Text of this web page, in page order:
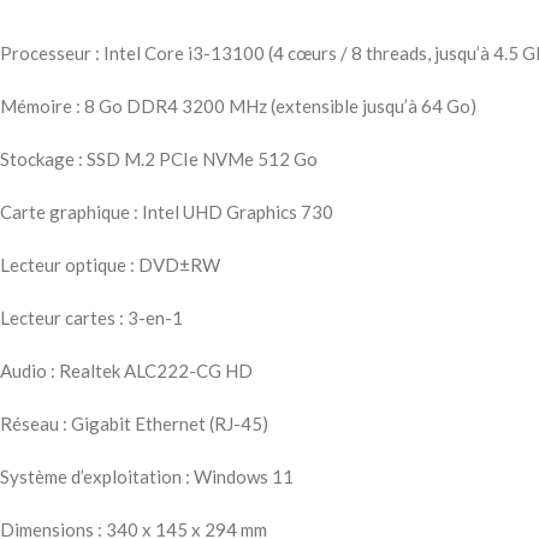
Processeur : Intel Core i3-13100 (4 cœurs / 8 threads, jusqu’à 4.5
Mémoire : 8 Go DDR4 3200 MHz (extensible jusqu’à 64 Go)
Stockage : SSD M.2 PCIe NVMe 512 Go
Carte graphique : Intel UHD Graphics 730
Lecteur optique : DVD±RW
Lecteur cartes : 3-en-1
Audio : Realtek ALC222-CG HD
Réseau : Gigabit Ethernet (RJ-45)
Système d’exploitation : Windows 11
Dimensions : 340 x 145 x 294 mm